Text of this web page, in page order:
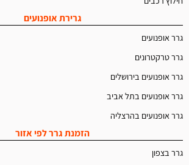
גרירת אופנועים
גרר אופנועים
גרר טרקטרונים
גרר אופנועים בירושלים
גרר אופנועים בתל אביב
גרר אופנועים בהרצליה
הזמנת גרר לפי אזור
גרר בצפון